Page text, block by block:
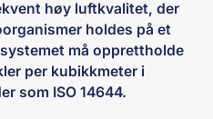
høy luftkvalitet, der
holdes på et
må opprettholde
per kubikkmeter i
som ISO 14644.